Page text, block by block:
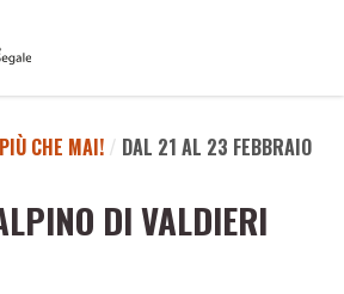
CHE MAI! / DAL 21 AL 23 FEBBRAIO
DI VALDIERI